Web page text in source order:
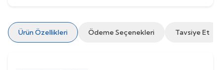
Ürün Özellikleri Ödeme Seçenekleri Tavsiye Et